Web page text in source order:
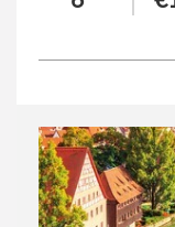
del Golfo di